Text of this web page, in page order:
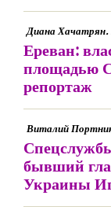
Диана
Ереван:
площадью
репортаж
Виталий
бывший
Украины